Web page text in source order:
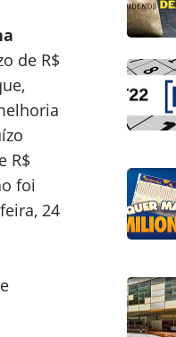
de R$
R$
foi
24